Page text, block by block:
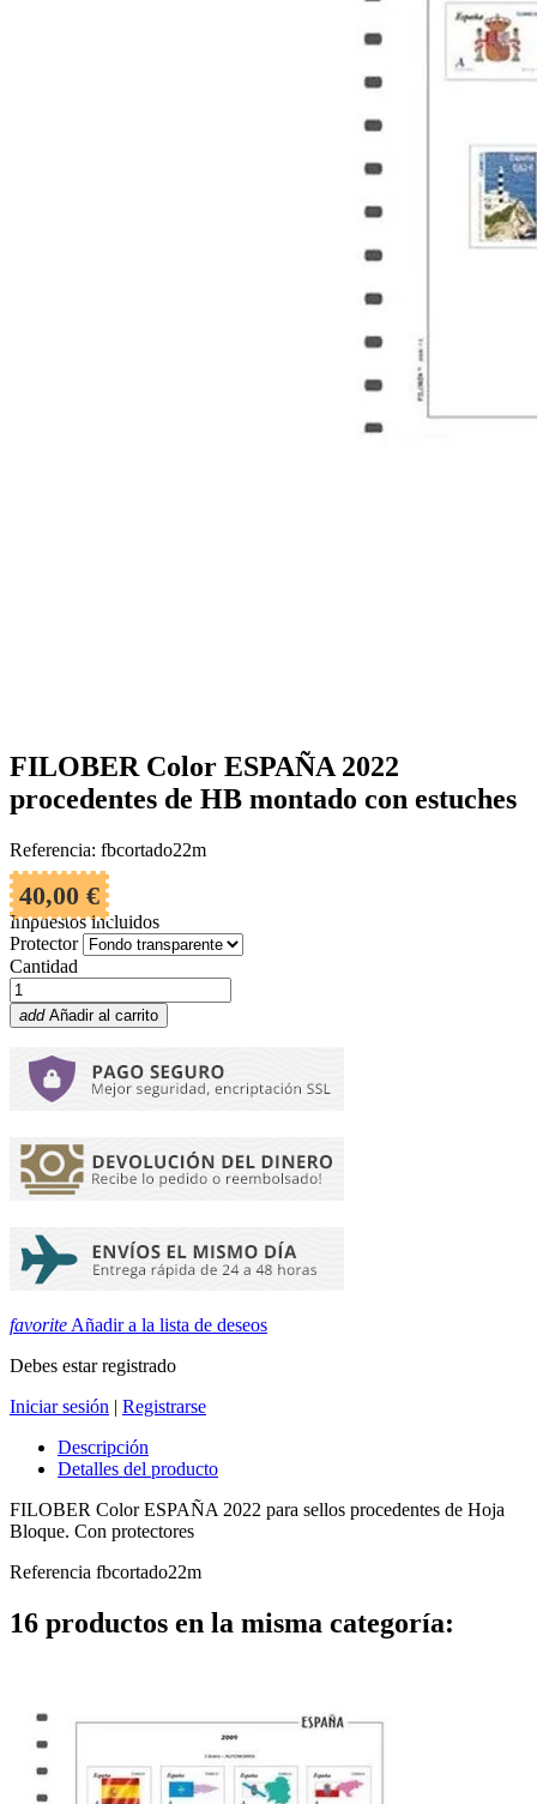
FILOBER Color ESPAÑA 2022
procedentes de HB montado con estuches
Referencia: fbcortado22m
40,00 €
Impuestos incluidos
Protector
Cantidad
add Añadir al carrito
favorite Añadir a la lista de deseos
Debes estar registrado
Iniciar sesión | Registrarse
Descripción
Detalles del producto
FILOBER Color ESPAÑA 2022 para sellos procedentes de Hoja
Bloque. Con protectores
Referencia fbcortado22m
16 productos en la misma categoría: